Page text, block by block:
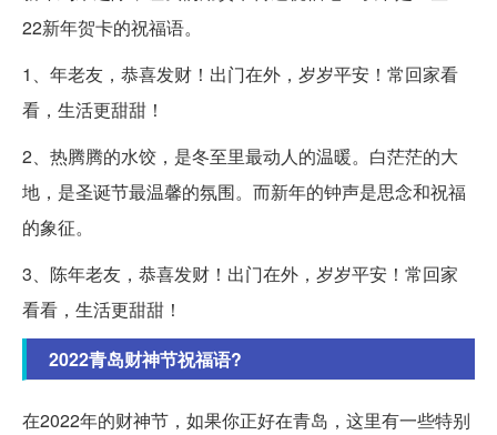
22新年贺卡的祝福语。
1、年老友，恭喜发财！出门在外，岁岁平安！常回家看
看，生活更甜甜！
2、热腾腾的水饺，是冬至里最动人的温暖。白茫茫的大
地，是圣诞节最温馨的氛围。而新年的钟声是思念和祝福
的象征。
3、陈年老友，恭喜发财！出门在外，岁岁平安！常回家
看看，生活更甜甜！
2022青岛财神节祝福语?
在2022年的财神节，如果你正好在青岛，这里有一些特别